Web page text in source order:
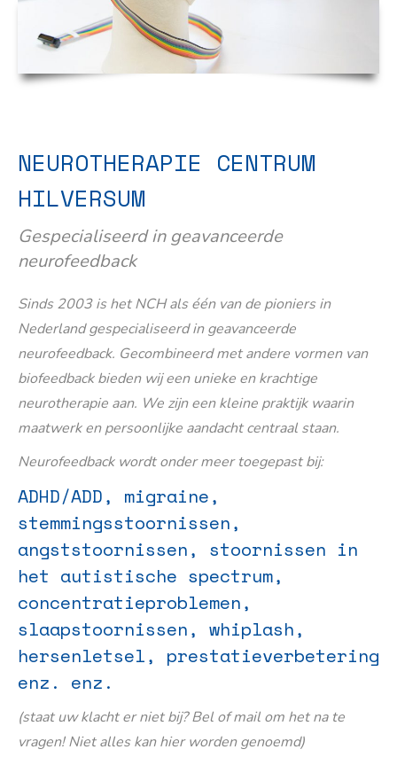
NEUROTHERAPIE CENTRUM
HILVERSUM
Gespecialiseerd in geavanceerde
neurofeedback
Sinds 2003 is het NCH als één van de pioniers in
Nederland gespecialiseerd in geavanceerde
neurofeedback. Gecombineerd met andere vormen van
biofeedback bieden wij een unieke en krachtige
neurotherapie aan. We zijn een kleine praktijk waarin
maatwerk en persoonlijke aandacht centraal staan.
Neurofeedback wordt onder meer toegepast bij:
ADHD/ADD, migraine,
stemmingsstoornissen,
angststoornissen, stoornissen in
het autistische spectrum,
concentratieproblemen,
slaapstoornissen, whiplash,
hersenletsel, prestatieverbetering
enz. enz.
(staat uw klacht er niet bij? Bel of mail om het na te
vragen! Niet alles kan hier worden genoemd)